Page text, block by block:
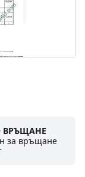
ВРЪЩАНЕ
за връщане